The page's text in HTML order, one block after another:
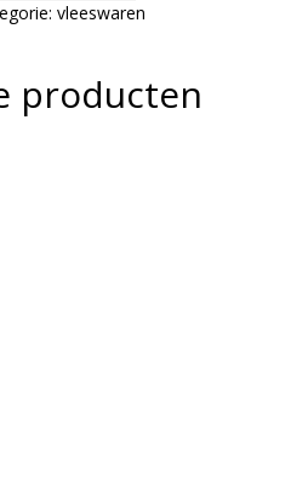
vleeswaren
producten